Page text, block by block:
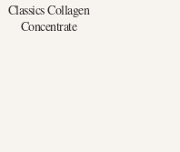
Classics Collagen
Concentrate